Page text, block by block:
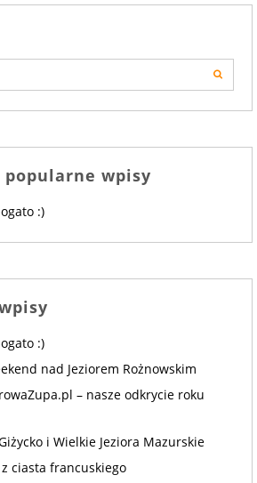
wpisy
:)
:)
nad Jeziorem Rożnowskim
– nasze odkrycie roku
i Wielkie Jeziora Mazurskie
ciasta francuskiego